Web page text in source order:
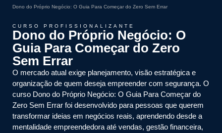
Dono do Próprio Negócio: O Guia Para Começar do Zero Sem Errar
CURSO PROFISSIONALIZANTE
Dono do Próprio Negócio: O
Guia Para Começar do Zero
Sem Errar
O mercado atual exige planejamento, visão estratégica e
organização de quem deseja empreender com segurança. O
curso Dono do Próprio Negócio: O Guia Para Começar do
Zero Sem Errar foi desenvolvido para pessoas que querem
transformar ideias em negócios reais, aprendendo desde a
mentalidade empreendedora até vendas, gestão financeira,